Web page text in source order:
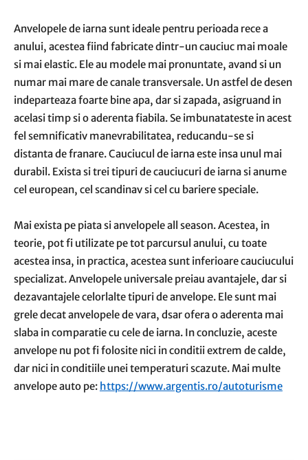
Anvelopele de iarna sunt ideale pentru perioada rece a
anului, acestea fiind fabricate dintr-un cauciuc mai moale
si mai elastic. Ele au modele mai pronuntate, avand si un
numar mai mare de canale transversale. Un astfel de desen
indeparteaza foarte bine apa, dar si zapada, asigruand in
acelasi timp si o aderenta fiabila. Se imbunatateste in acest
fel semnificativ manevrabilitatea, reducandu-se si
distanta de franare. Cauciucul de iarna este insa unul mai
durabil. Exista si trei tipuri de cauciucuri de iarna si anume
cel european, cel scandinav si cel cu bariere speciale.
Mai exista pe piata si anvelopele all season. Acestea, in
teorie, pot fi utilizate pe tot parcursul anului, cu toate
acestea insa, in practica, acestea sunt inferioare cauciucului
specializat. Anvelopele universale preiau avantajele, dar si
dezavantajele celorlalte tipuri de anvelope. Ele sunt mai
grele decat anvelopele de vara, dsar ofera o aderenta mai
slaba in comparatie cu cele de iarna. In concluzie, aceste
anvelope nu pot fi folosite nici in conditii extrem de calde,
dar nici in conditiile unei temperaturi scazute. Mai multe
anvelope auto pe: https://www.argentis.ro/autoturisme